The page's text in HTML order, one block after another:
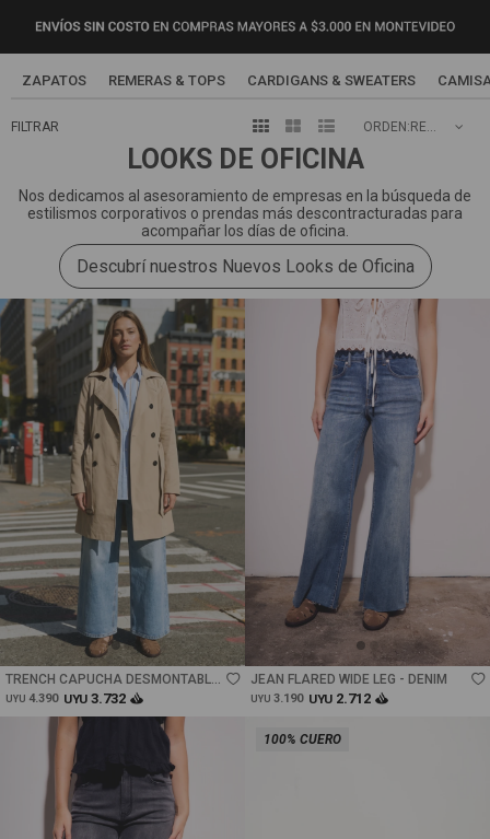
ZAPATOS REMERAS & TOPS CARDIGANS & SWEATERS
LOOKS DE OFICINA
   RECOMENDADOS
Nos dedicamos al asesoramiento de empresas en la búsqueda de
estilismos corporativos o prendas más descontracturadas para
acompañar los días de oficina.
Descubrí nuestros Nuevos Looks de Oficina
NEW IN
Talle
TRENCH CAPUCHA DESMONTABLE
- CAMEL
UYU 4.390 UYU 3.732
JEAN FLARED WIDE LEG - DENIM
UYU 3.190 UYU 2.712
100% CUERO